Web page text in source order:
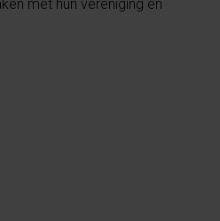
met hun vereniging en